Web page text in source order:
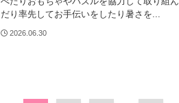
だり率先してお手伝いをしたり暑さを...
2026.06.30